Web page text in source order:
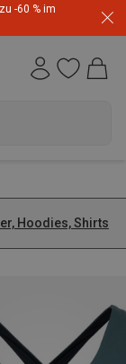
-60 % im
Hoodies, Shirts